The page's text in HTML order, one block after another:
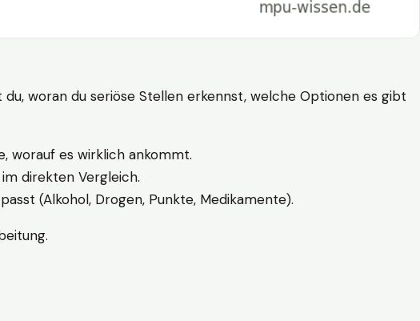
woran du seriöse Stellen erkennst, welche Optionen es gibt
worauf es wirklich ankommt.
direkten Vergleich.
(Alkohol, Drogen, Punkte, Medikamente).